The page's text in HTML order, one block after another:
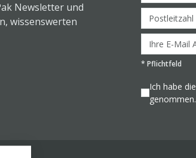
Newsletter und
wissenswerten
* Pflichtfeld
Ich habe die
genommen.